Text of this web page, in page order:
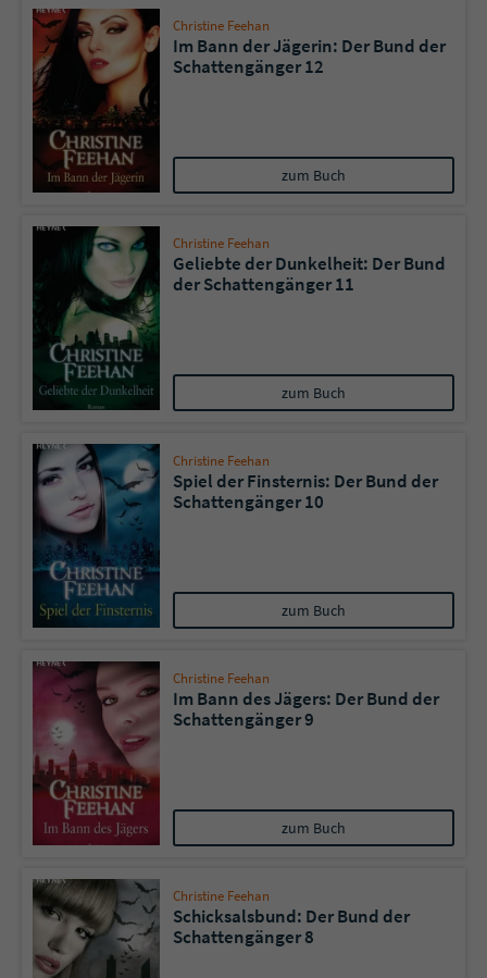
Christine Feehan
Im Bann der Jägerin: Der Bund der
Schattengänger 12
zum Buch
Christine Feehan
Geliebte der Dunkelheit: Der Bund
der Schattengänger 11
zum Buch
Christine Feehan
Spiel der Finsternis: Der Bund der
Schattengänger 10
zum Buch
Christine Feehan
Im Bann des Jägers: Der Bund der
Schattengänger 9
zum Buch
Christine Feehan
Schicksalsbund: Der Bund der
Schattengänger 8